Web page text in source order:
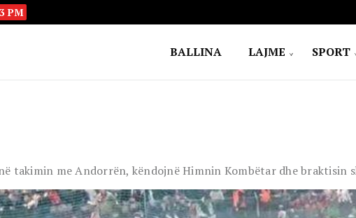
PM
BALLINA LAJME SPORT
takimin me Andorrën, këndojnë Himnin Kombëtar dhe braktisin